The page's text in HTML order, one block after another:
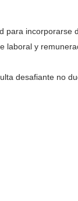
para incorporarse
laboral y
desafiante no